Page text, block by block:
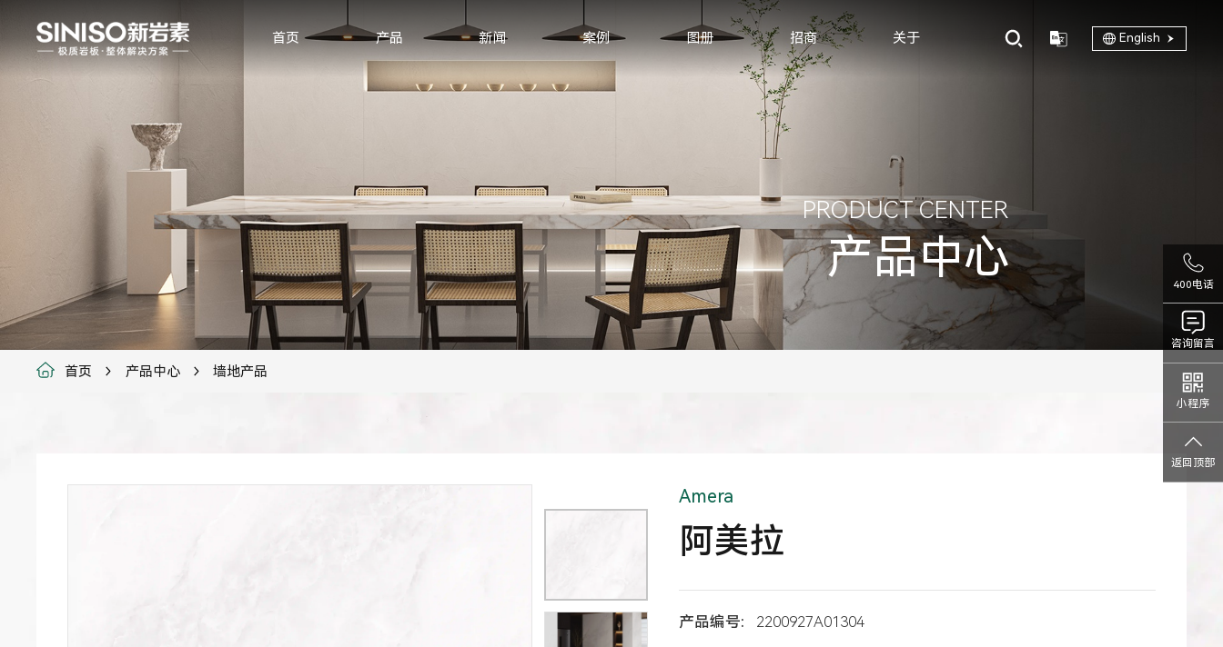
首页 产品 新闻 案例 图册 招商 关于 English
PRODUCT CENTER
产品中心
首页 产品中心 墙地产品
Amera
阿美拉
产品编号:
2200927A01304
400电话
咨询留言
小程序
返回顶部